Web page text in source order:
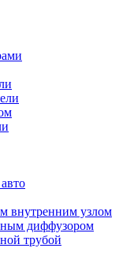
внутренним узлом
диффузором
трубой